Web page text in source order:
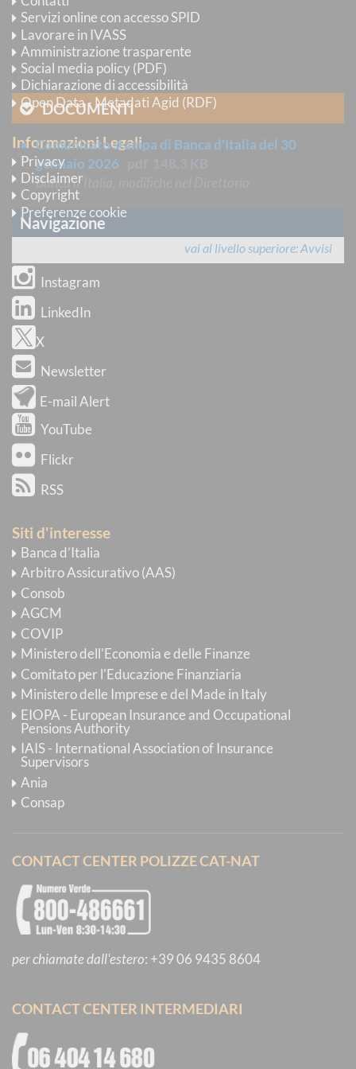
e delle Finanze, sentito il Consiglio dei Ministri.
data
30 gennaio 2026
DOCUMENTI
Comunicato stampa di Banca d'Italia del 30
gennaio 2026
Banca d'Italia, modifiche nel Direttorio
Navigazione
vai al livello superiore Avvisi
Servizi online con accesso SPID
Lavorare in IVASS
Amministrazione trasparente
Social media policy (PDF)
Dichiarazione di accessibilità
Open Data - Metadati Agid (RDF)
Informazioni Legali
Privacy
Disclaimer
Copyright
Preferenze cookie
Instagram
LinkedIn
X
Newsletter
E-mail Alert
YouTube
Flickr
RSS
Siti d'interesse
Banca d’Italia
Arbitro Assicurativo (AAS)
Consob
AGCM
COVIP
Ministero dell'Economia e delle Finanze
Comitato per l'Educazione Finanziaria
Ministero delle Imprese e del Made in Italy
EIOPA - European Insurance and Occupational
Pensions Authority
IAIS - International Association of Insurance
Supervisors
Ania
Consap
CONTACT CENTER POLIZZE CAT-NAT
per chiamate dall'estero: +39 06 9435 8604
CONTACT CENTER INTERMEDIARI